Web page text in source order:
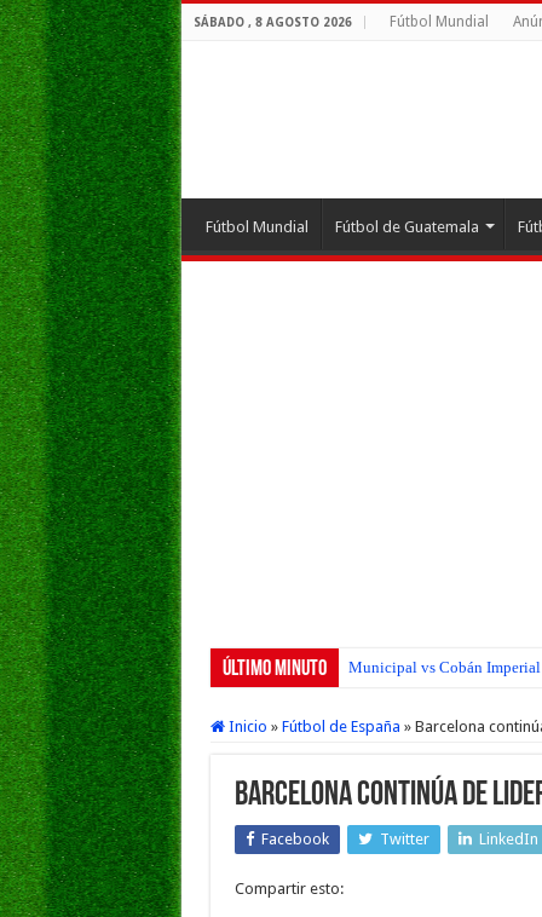
SÁBADO , 8 AGOSTO 2026 Fútbol Mundial
Fútbol Mundial Fútbol de Guatemala
Último Minuto Municipal vs Cobán Imperial
Inicio » Fútbol de España » Barcelona
Barcelona continúa de lider
Facebook Twitter LinkedIn
Compartir esto: